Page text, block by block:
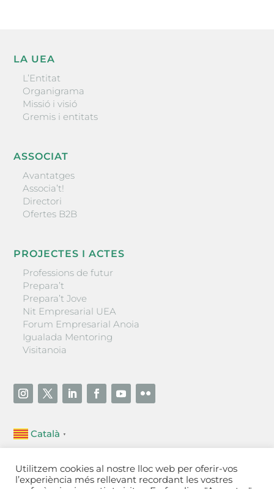
LA UEA
L’Entitat
Organigrama
Missió i visió
Gremis i entitats
ASSOCIAT
Avantatges
Associa’t!
Directori
Ofertes B2B
PROJECTES I ACTES
Professions de futur
Prepara’t
Prepara’t Jove
Nit Empresarial UEA
Forum Empresarial Anoia
Igualada Mentoring
Visitanoia
Català ▼
Unió Empresarial de l’Anoia (UEA)
Ctra. de Manresa, 131, 08700 – Igualada(Barcelona)
Tel 93 805 22 92
Utilitzem cookies al nostre lloc web per oferir-vos
l’experiència més rellevant recordant les vostres